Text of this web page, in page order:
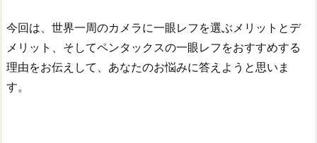
今回は、世界一周のカメラに一眼レフを選ぶメリットとデ
メリット、そしてペンタックスの一眼レフをおすすめする
理由をお伝えして、あなたのお悩みに答えようと思いま
す。